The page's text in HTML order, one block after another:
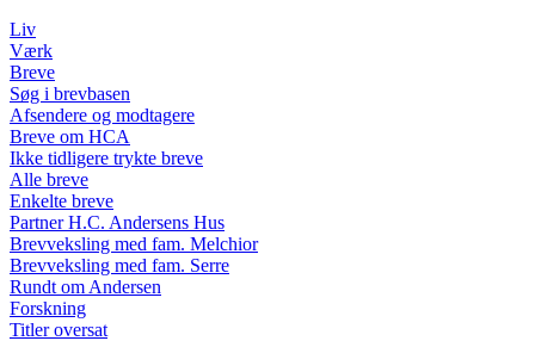
Liv
Værk
Breve
Søg i brevbasen
Afsendere og modtagere
Breve om HCA
Ikke tidligere trykte breve
Alle breve
Enkelte breve
Partner H.C. Andersens Hus
Brevveksling med fam. Melchior
Brevveksling med fam. Serre
Rundt om Andersen
Forskning
Titler oversat